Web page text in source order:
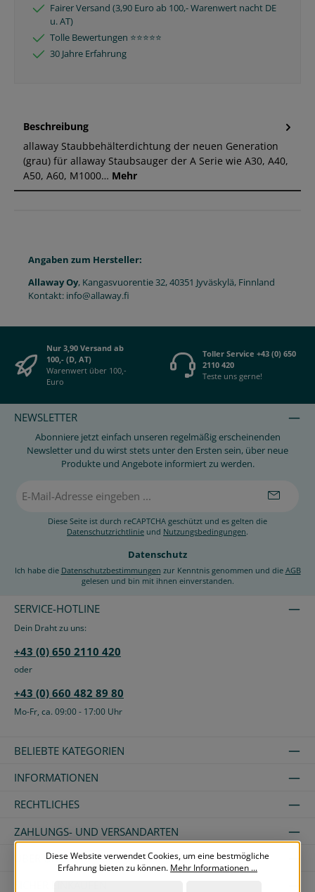
Fairer Versand (3,90 Euro ab 100,- Warenwert nacht DE
u. AT)
Tolle Bewertungen ⭐️⭐️⭐️⭐️⭐️
30 Jahre Erfahrung
Beschreibung
allaway Staubbehälterdichtung der neuen Generation
(grau) für allaway Staubsauger der A Serie wie A30, A40,
A50, A60, M1000… Mehr
Angaben zum Hersteller:
Allaway Oy, Kangasvuorentie 32, 40351 Jyväskylä, Finnland
Kontakt: info@allaway.fi
Nur 3,90 Versand ab
100,- (D, AT)
Warenwert über 100,-
Euro
Toller Service +43 (0) 650
2110 420
Teste uns gerne!
NEWSLETTER
Abonniere jetzt einfach unseren regelmäßig erscheinenden
Newsletter und du wirst stets unter den Ersten sein, über neue
Produkte und Angebote informiert zu werden.
Mail-
Diese Seite ist durch reCAPTCHA geschützt und es gelten die
Datenschutzrichtlinie und Nutzungsbedingungen.
Datenschutz
Ich habe die Datenschutzbestimmungen zur Kenntnis genommen und die AGB
gelesen und bin mit ihnen einverstanden.
SERVICE-HOTLINE
Dein Draht zu uns:
+43 (0) 650 2110 420
oder
+43 (0) 660 482 89 80
Mo-Fr, ca. 09:00 - 17:00 Uhr
BELIEBTE KATEGORIEN
INFORMATIONEN
RECHTLICHES
ZAHLUNGS- UND VERSANDARTEN
ÜBER UNSDiese Website verwendet Cookies, um eine bestmögliche
Erfahrung bieten zu können. Mehr Informationen ...